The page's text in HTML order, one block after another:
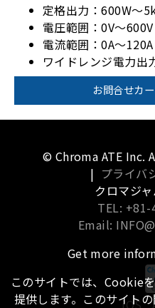
定格出力：600W～
電圧範囲：0V～600V
電流範囲：0A～120A
ワイドレンジ電力出
マスタースレーブ運
お問合せカ
© Chroma ATE Inc.
| プライバ
クロマジ
TEL:
Email:
Get more
iOS
このサイトでは、Cookie
提供します。このサイト